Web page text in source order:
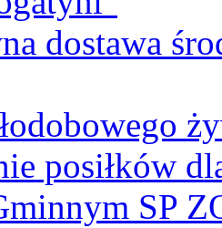
dostawa
posiłków
SP